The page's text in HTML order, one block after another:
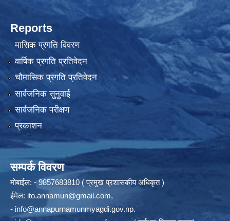
Reports
मासिक प्रगति विवरण
वार्षिक प्रगति प्रतिवेदन
चौमासिक प्रगति प्रतिवेदन
सार्वजनिक सुनुवाई
सार्वजनिक परीक्षण
प्रकाशन
सम्पर्क विवरण
मोबाईल: - 9857683810 ( प्रमुख प्रशासकीय अधिकृत )
ईमेल: ito.annamun@gmail.com,
- info@annapurnamunmyagdi.gov.np.